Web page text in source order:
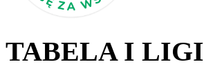
TABELA I LIGI